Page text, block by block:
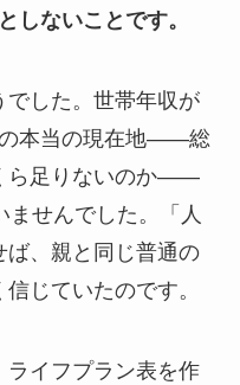
しないことです。
でした。世帯年収が
本当の現在地――総
ら足りないのか――
ませんでした。「人
ば、親と同じ普通の
じていたのです。
ライフプラン表を作